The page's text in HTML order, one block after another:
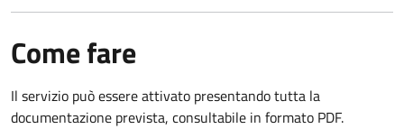
Come fare
Il servizio può essere attivato presentando tutta la
documentazione prevista, consultabile in formato PDF.